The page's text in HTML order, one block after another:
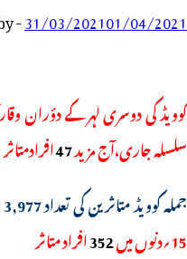
31/03/202101/04/2021
-
کوویڈ کی دوسری لہر کے دؤران
سلسلہ جاری،آج مزید47افرادمتاثر
جملہ کوویڈ متاثرین کی تعداد 3,977 ہوگئی،3,589صحتیاب،جملہ 62 کی موت،
15؍دنوں میں
352افراد متاثر